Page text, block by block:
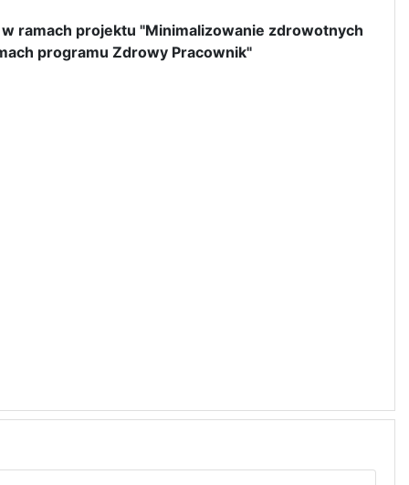
ramach projektu "Minimalizowanie zdrowotnych
programu Zdrowy Pracownik"